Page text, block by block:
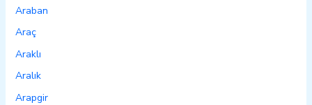
Araban
Araç
Araklı
Aralık
Arapgir